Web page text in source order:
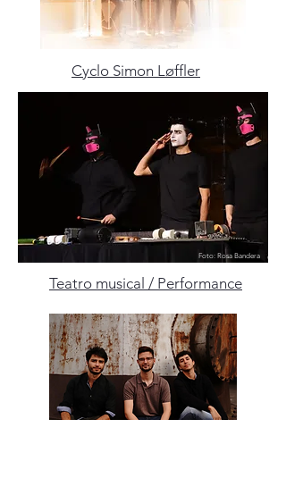
Cyclo Simon Løffler
Foto: Rosa Bandera
Teatro musical / Performance